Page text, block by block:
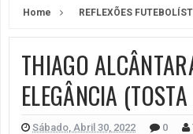
Home REFLEXÕES
THIAGO
ELEGÂNCIA
Sábado, Abril 30, 2022 0